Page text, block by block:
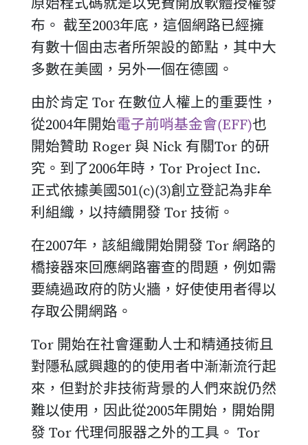
原始程式碼就是以免費開放軟體授權發
布。 截至2003年底，這個網路已經擁
有數十個由志者所架設的節點，其中大
多數在美國，另外一個在德國。
由於肯定 Tor 在數位人權上的重要性，
從2004年開始電子前哨基金會(EFF)也
開始贊助 Roger 與 Nick 有關Tor 的研
究。到了2006年時，Tor Project Inc.
正式依據美國501(c)(3)創立登記為非牟
利組織，以持續開發 Tor 技術。
在2007年，該組織開始開發 Tor 網路的
橋接器來回應網路審查的問題，例如需
要繞過政府的防火牆，好使使用者得以
存取公開網路。
Tor 開始在社會運動人士和精通技術且
對隱私感興趣的的使用者中漸漸流行起
來，但對於非技術背景的人們來說仍然
難以使用，因此從2005年開始，開始開
發 Tor 代理伺服器之外的工具。 Tor